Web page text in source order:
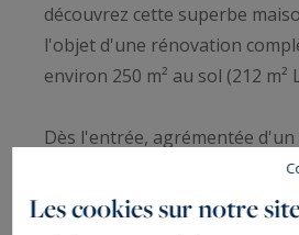
découvrez cette superbe
l'objet d'une rénovation
environ 250 m² au sol (212 m²
Dès l'entrée, agrémentée
commodités, le ton est donné
généreux, lumière
Les cookies sur notre